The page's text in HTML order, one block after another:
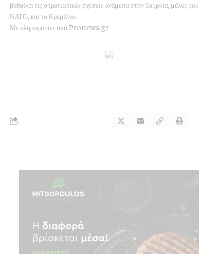
βαθαίνει τις στρατιωτικές σχέσεις ανάμεσα στην Τουρκία, μέλος του
ΝΑΤΟ, και το Κρεμλίνο.
Με πληροφορίες από Pronews.gr